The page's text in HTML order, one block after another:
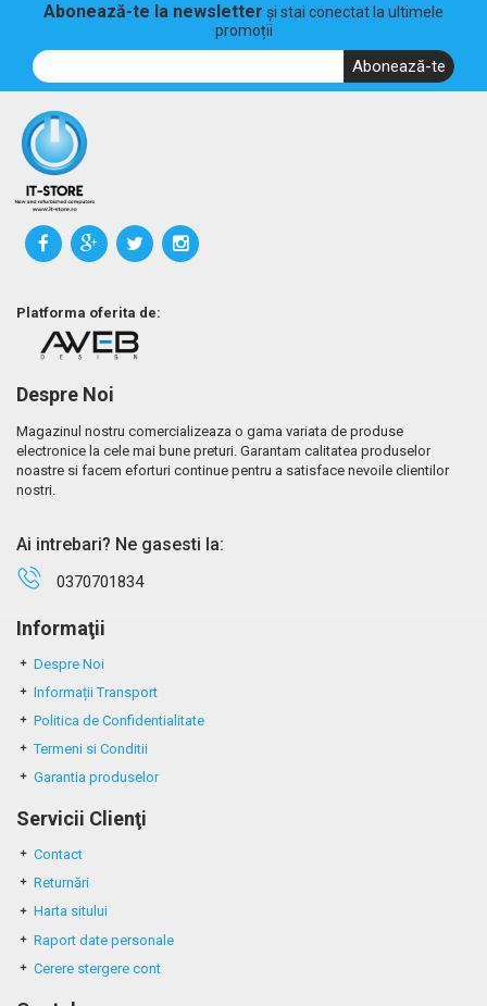
Abonează-te la newsletter și stai conectat la ultimele
promoții
Abonează-te
Platforma oferita de:
Despre Noi
Magazinul nostru comercializeaza o gama variata de produse
electronice la cele mai bune preturi. Garantam calitatea produselor
noastre si facem eforturi continue pentru a satisface nevoile clientilor
nostri.
Ai intrebari? Ne gasesti la:
0370701834
Informaţii
Despre Noi
Informații Transport
Politica de Confidentialitate
Termeni si Conditii
Garantia produselor
Servicii Clienţi
Contact
Returnări
Harta sitului
Raport date personale
Cerere stergere cont